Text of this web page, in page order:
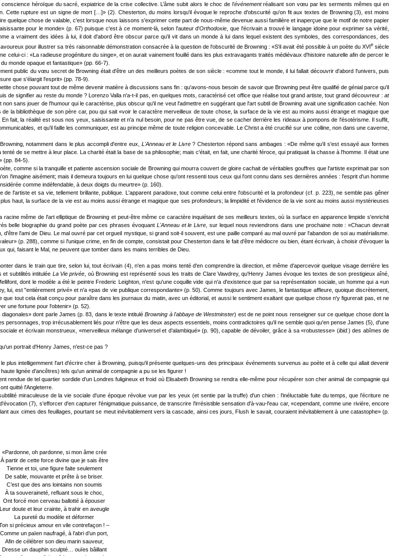
héroïque du sacré, expiatrice de la crise collective. L’âme subit alors le choc de l’événementréalisant son vœu par les serments mêmes qui en
Cette rupture est un signe de mort […]» (2). Chesterton, du moins lorsqu'il évoque le reproche d'obscurité qu'on fit aux textes de Browning (3), est moins
quelque chose de valable, c'est lorsque nous laissons s'exprimer cette part de nous-même devenue aussi familière et inaperçue que le motif de notre papier
pour le monde» (p. 67) puisque c'est à ce moment-là, selon l'auteur d'Orthodoxie , que l'écrivain a trouvé le langage idoine pour exprimer sa vérité,
a vraiment des idées à lui, il doit d'abord être obscur parce qu'il vit dans un monde à lui dans lequel existent des symboles, des correspondances, des
pour illustrer sa très raisonnable démonstration consacrée à la question de l'obscurité de Browning : «S'il avait été possible à un poète du XVIesiècle
ci : «La radieuse progéniture du singe», et on aurait vainement fouillé dans les plus extravagants traités médiévaux d'histoire naturelle afin de percer le
monde opaque et fantastique» (pp. 66-7).
public du vœu secret de Browning était d'être un des meilleurs poètes de son siècle : «comme tout le monde, il lui fallait découvrir d'abord l'univers, puis
que s'élargit l'esprit» (pp. 78-9).
chose pouvant tout de même devenir matière à discussions sans fin : qu'avons-nous besoin de savoir que Browning peut être qualifié de génial parce qu'il
de signifier au reste du monde ? Lorenzo Valla n'a-t-il pas, en quelques mots, caractérisé cet office que réalise tout grand artiste, tout grand découvreur : at
sans jouer de l'humour qui le caractérise, plus obscur qu'il ne veut l'admettre en suggérant que l'art subtil de Browning avait une signification cachée. Non
la bibliothèque de son père car, pou qui sait «voir le caractère merveilleux de toute chose, la surface de la vie est au moins aussi étrange et magique que
fait, la réalité est sous nos yeux, saisissante et n'a nul besoin, pour ne pas être vue, de se cacher derrière les rideaux à pompons de l'ésotérisme. Il suffit,
et qu'il faille les communiquer, est au principe même de toute religion concevable. Le Christ a été crucifié sur une colline, non dans une caverne,
notamment dans le plus accompli d'entre eux, L'Anneau et le Livre? Chesterton répond sans ambages : «De même qu'il s'est essayé aux formes
de se mettre à leur place. La charité était la base de sa philosophie; mais c'était, en fait, une charité féroce, qui pratiquait la chasse à l'homme. Il était une
(pp. 84-5).
comme si la tranquille et patiente ascension sociale de Browning qui mourra couvert de gloire cachait de véritables gouffres que l'artiste exprimait par son
l'imagine aisément; mais il demeura toujours en lui quelque chose qu'ont ressenti tous ceux qui l'ont connu dans ses dernières années : l'esprit d'un homme
comme indéfendable, à deux doigts du meurtre» (p. 160).
l'artiste et sa vie, tellement brillante, publique. L'apparent paradoxe, tout comme celui entre l'obscurité et la profondeur (cf. p. 223), ne semble pas gêner
haut, la surface de la vie est au moins aussi étrange et magique que ses profondeurs; la limpidité et l'évidence de la vie sont au moins aussi mystérieuses
même de l'art elliptique de Browning et peut-être même ce caractère inquiétant de ses meilleurs textes, où la surface en apparence limpide s'enrichit
belle biographie du grand poète par ces phrases évoquant L'Anneau et le Livre , sur lequel nous reviendrons dans une prochaine note : «Chacun devrait
l'ami de Dieu. Le mal ouvré par cet orgueil mystique, si grand soit-il souvent, est une paille comparé au mal ouvré par l'abandon de soi au matérialisme.
(p. 288), comme si l'unique crime, en fin de compte, consistait pour Chesterton dans le fait d'être médiocre ou bien, étant écrivain, à choisir d'évoquer la
qui, faisant le Mal, ne peuvent que tomber dans les mains terribles de Dieu.
dans le train que tire, selon lui, tout écrivain (4), n'en a pas moins tenté d'en comprendre la direction, et même d'apercevoir quelque visage derrière les
subtilités intitulée La Vie privée , où Browning est représenté sous les traits de Clare Vawdrey, qu'Henry James évoque les textes de son prestigieux aîné,
dont le modèle a été le peintre Frederic Leighton, n'est qu'une coquille vide qui n'a d'existence que par sa représentation sociale, un homme qui a «un
est "entièrement privé» et n'a «pas de vie publique correspondante» (p. 50). Comme toujours avec James, le fantastique affleure, quoique discrètement,
tout cela était conçu pour paraître dans les journaux du matin, avec un éditorial, et aussi le sentiment exaltant que quelque chose n'y figurerait pas, et ne
une fortune pour l'obtenir» (p. 52).
dont parle James (p. 83, dans le texte intituléBrowning à l'abbaye de Westminster) est de ne point nous renseigner sur ce quelque chose dont la
trop irrécusablement liés pour n'être que les deux aspects essentiels, moins contradictoires qu'il ne semble quoi qu'en pense James (5), d'une
et écrivain monstrueux, «merveilleux mélange d’universel et d’alambiqué» (p. 90), capable de dévoiler, grâce à sa «robustesse» (ibid.) des abîmes de
portrait d'Henry James, n'est-ce pas ?
intelligemment l'art d'écrire cher à Browning, puisqu'il présente quelques-uns des principaux événements survenus au poète et à celle qui allait devenir
lignée d'ancêtres) tels qu'un animal de compagnie a pu se les figurer !
rendue de tel quartier sordide d'un Londres fuligineux et froid où Elisabeth Browning se rendra elle-même pour récupérer son cher animal de compagnie qui
quitté l'Angleterre.
miraculeuse de la vie sociale d'une époque révolue vue par les yeux (et sentie par la truffe) d'un chien : l'inéluctable fuite du temps, que l'écriture ne
(7), s'efforcer d'en capturer l'énigmatique puissance, de transcrire l'irrésistible sensation d'à-vau-l'eau car, «cependant, comme une rivière, encore
aux cimes des feuillages, pourtant se meut inévitablement vers la cascade, ainsi ces jours, Flush le savait, couraient inévitablement à une catastophe» (p.
«Pardonne, oh pardonne, si mon âme crée
À partir de cette force divine que je sais être
Tienne et toi, une figure faite seulement
De sable, mouvante et prête à se briser.
C’est que des ans lointains non soumis
À ta souveraineté, refluant sous le choc,
Ont forcé mon cerveau ballotté à épouser
Leur doute et leur crainte, à trahir en aveugle
La pureté du modèle et déformer
si précieux amour en vile contrefaçon ! –
Comme un païen naufragé, à l’abri d’un port,
Afin de célébrer son dieu marin sauveur,
Dresse un dauphin sculpté… ouïes bâillant